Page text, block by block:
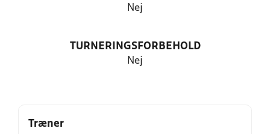
Nej
TURNERINGSFORBEHOLD
Nej
Træner